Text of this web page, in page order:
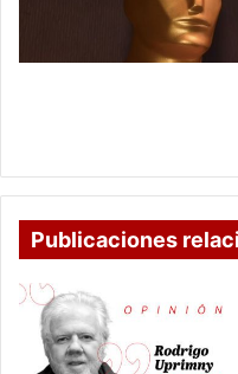
perderte
de
de
Hollywood
Publicaciones